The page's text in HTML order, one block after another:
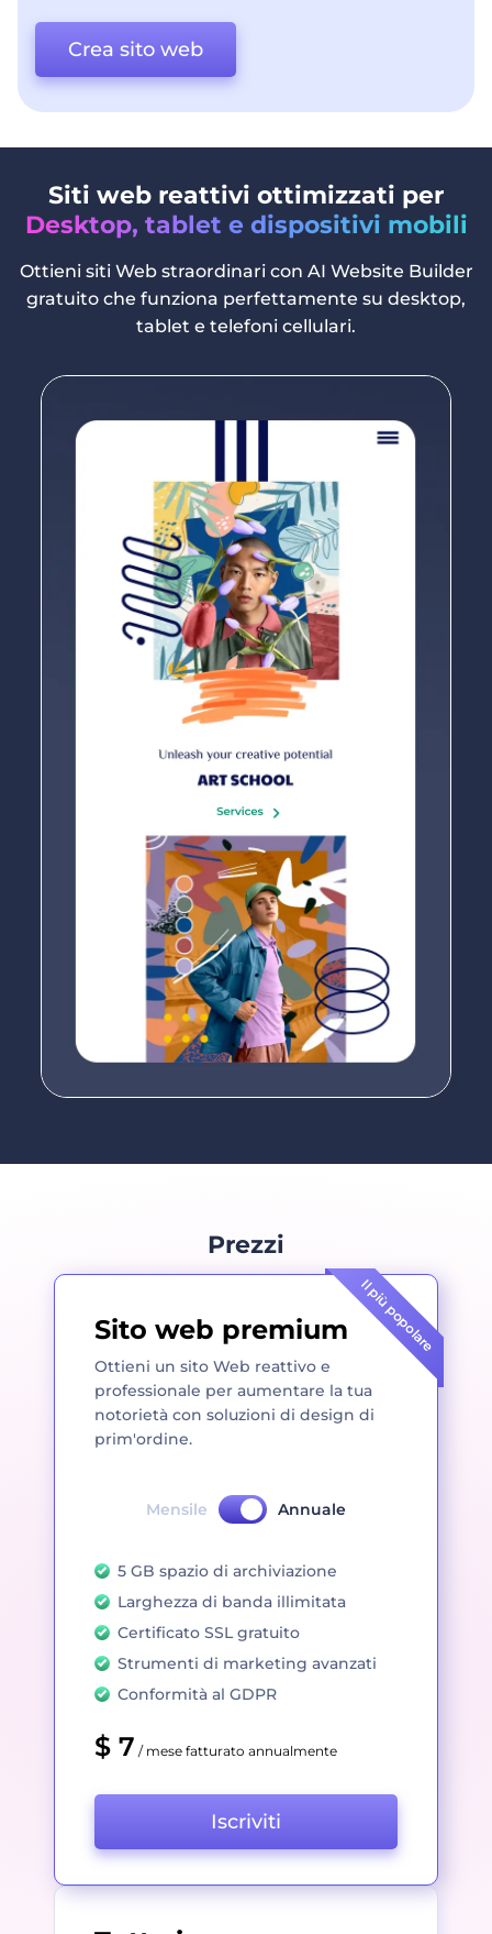
Crea sito web
Siti web reattivi ottimizzati per
Desktop, tablet e dispositivi mobili
Ottieni siti Web straordinari con AI Website Builder
gratuito che funziona perfettamente su desktop,
tablet e telefoni cellulari.
Prezzi
Sito web premium
Ottieni un sito Web reattivo e
professionale per aumentare la tua
notorietà con soluzioni di design di
prim'ordine.
Mensile Annuale
5 GB spazio di archiviazione
Larghezza di banda illimitata
Certificato SSL gratuito
Strumenti di marketing avanzati
Conformità al GDPR
$ 7 / mese fatturato annualmente
Iscriviti
Il più popolare